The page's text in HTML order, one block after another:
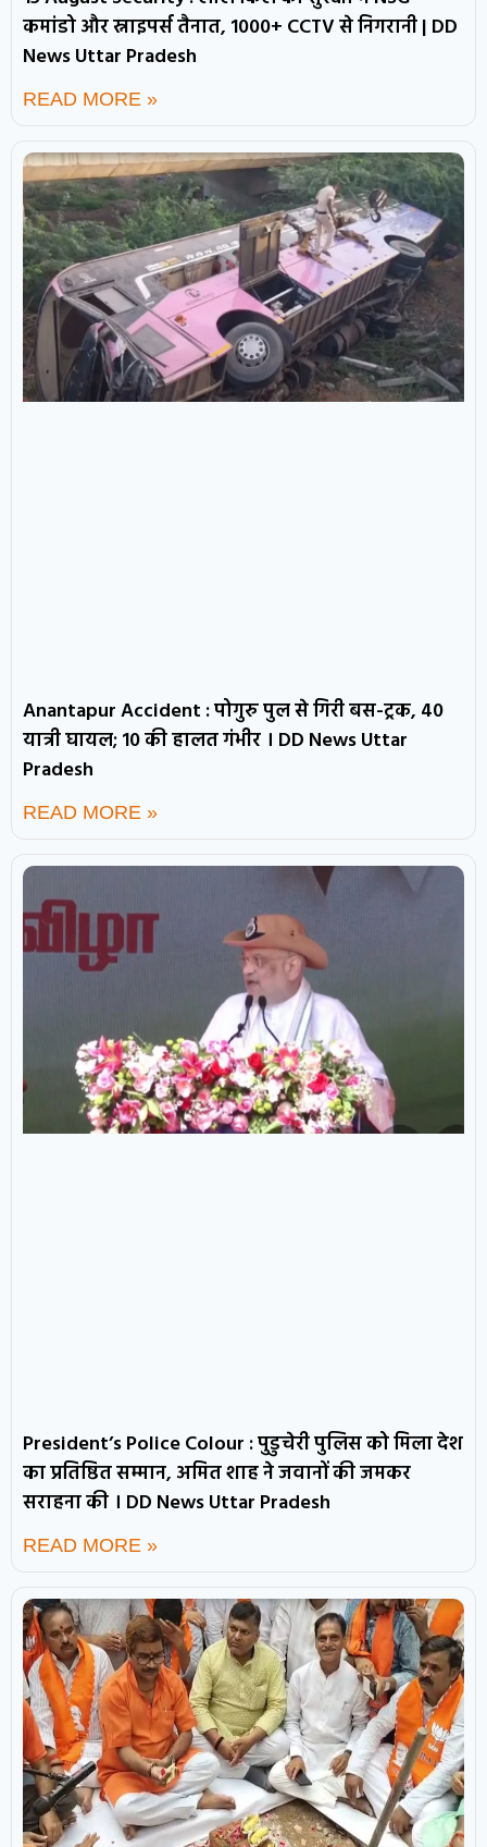
कमांडो और स्नाइपर्स तैनात, 1000+ CCTV से निगरानी | DD
News Uttar Pradesh
READ MORE »
Anantapur Accident : पोगुरु पुल से गिरी बस-ट्रक, 40
यात्री घायल; 10 की हालत गंभीर । DD News Uttar
Pradesh
READ MORE »
President’s Police Colour : पुडुचेरी पुलिस को मिला देश
का प्रतिष्ठित सम्मान, अमित शाह ने जवानों की जमकर
सराहना की । DD News Uttar Pradesh
READ MORE »